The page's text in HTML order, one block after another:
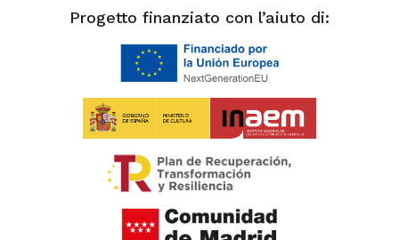
Progetto finanziato con l’aiuto di: